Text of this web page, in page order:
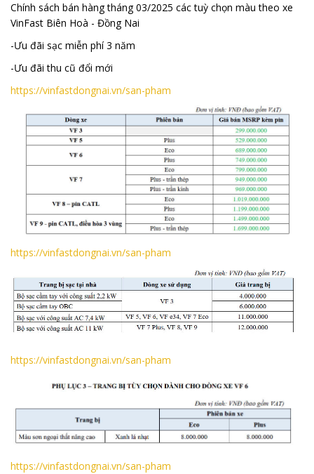
Chính sách bán hàng tháng 03/2025 các tuỳ chọn màu theo xe
VinFast Biên Hoà - Đồng Nai
-Ưu đãi sạc miễn phí 3 năm
-Ưu đãi thu cũ đổi mới
https://vinfastdongnai.vn/san-pham
https://vinfastdongnai.vn/san-pham
https://vinfastdongnai.vn/san-pham
https://vinfastdongnai.vn/san-pham